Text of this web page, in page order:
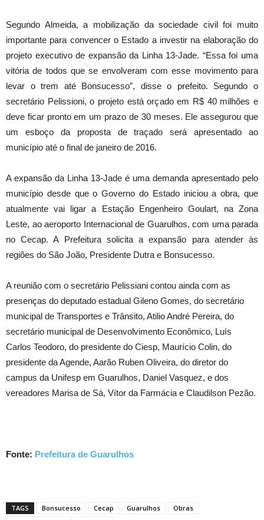
Segundo Almeida, a mobilização da sociedade civil foi muito
importante para convencer o Estado a investir na elaboração do
projeto executivo de expansão da Linha 13-Jade. “Essa foi uma
vitória de todos que se envolveram com esse movimento para
levar o trem até Bonsucesso”, disse o prefeito. Segundo o
secretário Pelissioni, o projeto está orçado em R$ 40 milhões e
deve ficar pronto em um prazo de 30 meses. Ele assegurou que
um esboço da proposta de traçado será apresentado ao
município até o final de janeiro de 2016.
A expansão da Linha 13-Jade é uma demanda apresentado pelo
município desde que o Governo do Estado iniciou a obra, que
atualmente vai ligar a Estação Engenheiro Goulart, na Zona
Leste, ao aeroporto Internacional de Guarulhos, com uma parada
no Cecap. A Prefeitura solicita a expansão para atender às
regiões do São João, Presidente Dutra e Bonsucesso.
A reunião com o secretário Pelissiani contou ainda com as
presenças do deputado estadual Gileno Gomes, do secretário
municipal de Transportes e Trânsito, Atilio André Pereira, do
secretário municipal de Desenvolvimento Econômico, Luís
Carlos Teodoro, do presidente do Ciesp, Maurício Colin, do
presidente da Agende, Aarão Ruben Oliveira, do diretor do
campus da Unifesp em Guarulhos, Daniel Vasquez, e dos
vereadores Marisa de Sá, Vítor da Farmácia e Claudilson Pezão.
Fonte: Prefeitura de Guarulhos
TAGS Bonsucesso Cecap Guarulhos
Obras